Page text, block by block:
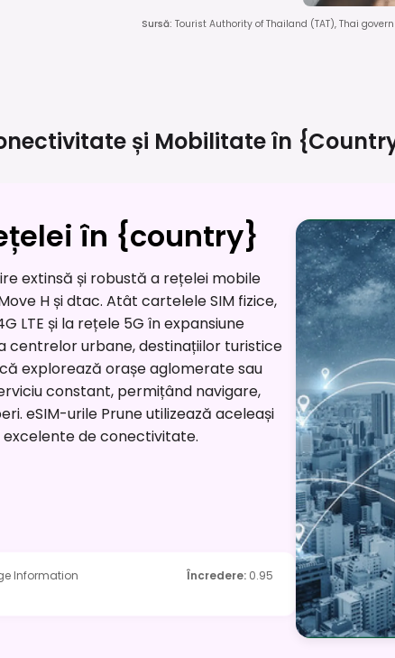
Sursă: Tourist Authority of Thailand (TAT), Thai
și Mobilitate în
în {country}
extinsă și robustă a rețelei mobile
H și dtac. Atât cartelele SIM fizice,
LTE și la rețele 5G în expansiune
centrelor urbane, destinațiilor turistice
explorează orașe aglomerate sau
constant, permițând navigare,
eSIM-urile Prune utilizează aceleași
de conectivitate.
Information Încredere: 0.95